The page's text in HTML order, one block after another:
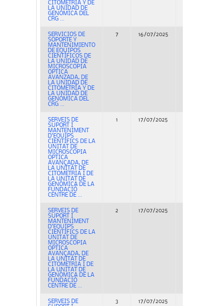
CITOMETRÍA Y DE
LA UNIDAD DE
GENÓMICA DEL
CRG ...
SERVICIOS DE
SOPORTE Y
MANTENIMIENTO
DE EQUIPOS
CIENTÍFICOS DE
LA UNIDAD DE
MICROSCOPIA
OPTICA
AVANZADA, DE
LA UNIDAD DE
CITOMETRÍA Y DE
LA UNIDAD DE
GENÓMICA DEL
CRG ...
7 16/07/2025
SERVEIS DE
SUPORT I
MANTENIMENT
D’EQUIPS
CIENTÍFICS DE LA
UNITAT DE
MICROSCOPIA
OPTICA
AVANÇADA, DE
LA UNITAT DE
CITOMETRIA I DE
LA UNITAT DE
GENÒMICA DE LA
FUNDACIÓ
CENTRE DE ...
1 17/07/2025
SERVEIS DE
SUPORT I
MANTENIMENT
D’EQUIPS
CIENTÍFICS DE LA
UNITAT DE
MICROSCOPIA
OPTICA
AVANÇADA, DE
LA UNITAT DE
CITOMETRIA I DE
LA UNITAT DE
GENÒMICA DE LA
FUNDACIÓ
CENTRE DE ...
2 17/07/2025
SERVEIS DE
3 17/07/2025